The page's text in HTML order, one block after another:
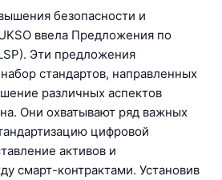
безопасности и
ввела Предложения по
Эти предложения
стандартов, направленных
различных аспектов
Они охватывают ряд важных
цифровой
активов и
смарт-контрактами. Установив